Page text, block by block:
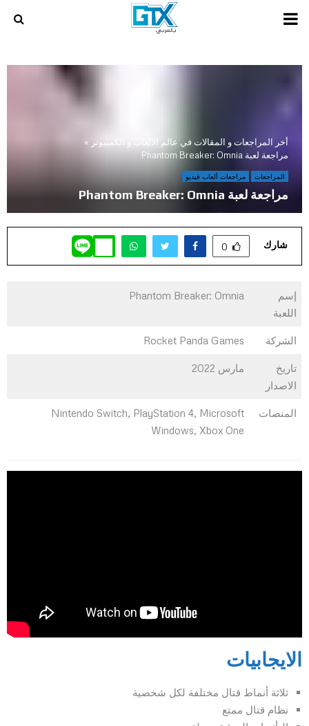
PRIMARY
أخر المراجعات و المقالات في عالم الالعاب و الكمبيوتر »
مراجعة لعبة Phantom Breaker: Omnia
المراجعات مراجعات ألعاب فيديو
مراجعة لعبة Phantom Breaker: Omnia
شارك 0
إسم
اللعبة
Phantom Breaker: Omnia
الشركة Rocket Panda Games
تاريخ
الاصدار
مارس 2022
المنصات
Nintendo Switch, PlayStation 4, Microsoft
Windows, Xbox One
الايجابيات
ثلاثة أنماط قتال مختلفة لكل شخصية
نظام قتال ممتع